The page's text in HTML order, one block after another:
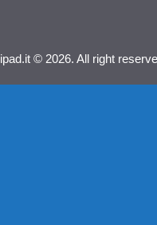
ipad.it © 2026. All right